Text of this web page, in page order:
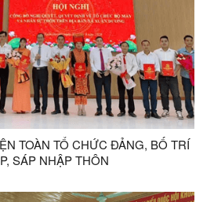
TOÀN TỔ CHỨC ĐẢNG, BỐ TRÍ
SÁP NHẬP THÔN